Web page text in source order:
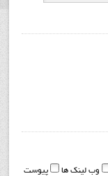
وب لینک ها
پیوست